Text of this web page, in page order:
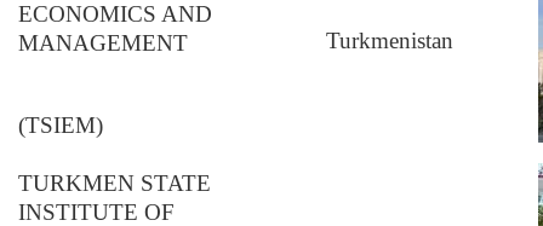
ECONOMICS AND
MANAGEMENT
(TSIEM)
Turkmenistan
TURKMEN STATE
INSTITUTE OF